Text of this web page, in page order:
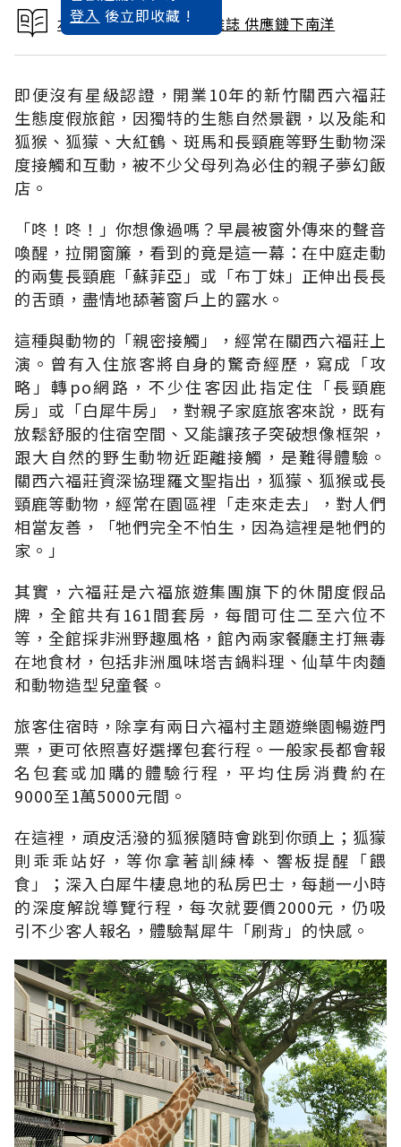
登入 後立即收藏 !
本文出自 2019 / 7月號雜誌 供應鏈下南洋
即便沒有星級認證，開業10年的新竹關西六福莊
生態度假旅館，因獨特的生態自然景觀，以及能和
狐猴、狐獴、大紅鶴、斑馬和長頸鹿等野生動物深
度接觸和互動，被不少父母列為必住的親子夢幻飯
店。
「咚！咚！」你想像過嗎？早晨被窗外傳來的聲音
喚醒，拉開窗簾，看到的竟是這一幕：在中庭走動
的兩隻長頸鹿「蘇菲亞」或「布丁妹」正伸出長長
的舌頭，盡情地舔著窗戶上的露水。
這種與動物的「親密接觸」，經常在關西六福莊上
演。曾有入住旅客將自身的驚奇經歷，寫成「攻
略」轉po網路，不少住客因此指定住「長頸鹿
房」或「白犀牛房」，對親子家庭旅客來說，既有
放鬆舒服的住宿空間、又能讓孩子突破想像框架，
跟大自然的野生動物近距離接觸，是難得體驗。
關西六福莊資深協理羅文聖指出，狐獴、狐猴或長
頸鹿等動物，經常在園區裡「走來走去」，對人們
相當友善，「牠們完全不怕生，因為這裡是牠們的
家。」
其實，六福莊是六福旅遊集團旗下的休閒度假品
牌，全館共有161間套房，每間可住二至六位不
等，全館採非洲野趣風格，館內兩家餐廳主打無毒
在地食材，包括非洲風味塔吉鍋料理、仙草牛肉麵
和動物造型兒童餐。
旅客住宿時，除享有兩日六福村主題遊樂園暢遊門
票，更可依照喜好選擇包套行程。一般家長都會報
名包套或加購的體驗行程，平均住房消費約在
9000至1萬5000元間。
在這裡，頑皮活潑的狐猴隨時會跳到你頭上；狐獴
則乖乖站好，等你拿著訓練棒、響板提醒「餵
食」；深入白犀牛棲息地的私房巴士，每趟一小時
的深度解說導覽行程，每次就要價2000元，仍吸
引不少客人報名，體驗幫犀牛「刷背」的快感。